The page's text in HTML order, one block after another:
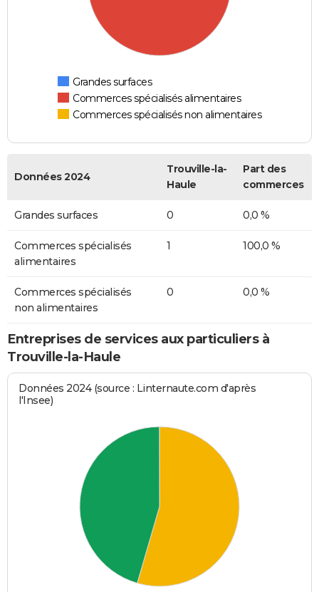
Grandes surfaces
Commerces spécialisés alimentaires
Commerces spécialisés non alimentaires
Données 2024
Trouville-la-
Haule
Part des
commerces
Grandes surfaces 0 0,0 %
Commerces spécialisés
alimentaires
1 100,0 %
Commerces spécialisés
non alimentaires
0 0,0 %
Entreprises de services aux particuliers à
Trouville-la-Haule
Données 2024 (source : Linternaute.com d'après
l'Insee)